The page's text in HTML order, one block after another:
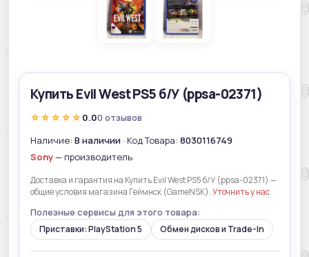
Купить Evil West PS5 б/У (ppsa-02371)
☆☆☆☆☆ 0.00 отзывов
Наличие: В наличии · Код Товара: 8030116749
Sony— производитель
Доставка и гарантия на Купить Evil West PS5 б/У (ppsa-02371) —
общие условия магазина Геймнск (GameNSK).Уточнить у нас.
Полезные сервисы для этого товара:
Приставки: PlayStation 5 Обмен дисков и Trade-In